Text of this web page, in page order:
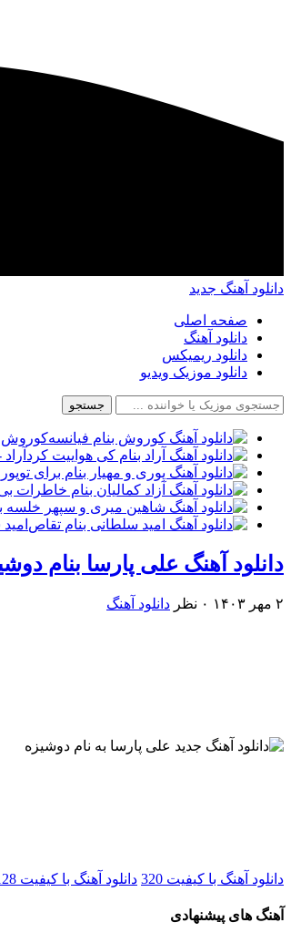
دانلود آهنگ جدید
صفحه اصلی
دانلود آهنگ
دانلود ریمیکس
دانلود موزیک ویدیو
جستجو
کوروش
دانلود آهنگ علی پارسا بنام
۲ مهر ۱۴۰۳ ۰ نظر دانلود آهنگ
دانلود آهنگ با کیفیت 320 دانلود آهنگ با کیفیت 128
آهنگ های پیشنهادی